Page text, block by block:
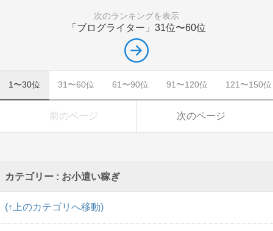
次のランキングを表示
「ブログライター」 31位〜60位
1〜30位 31〜60位 61〜90位 91〜120位 121〜150位
前のページ 次のページ
カテゴリー : お小遣い稼ぎ
(↑上のカテゴリへ移動)